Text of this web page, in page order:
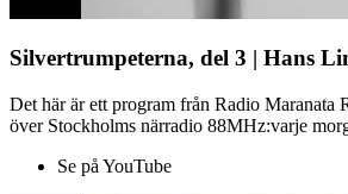
Silvertrumpeterna, del 3 | Hans
Det här är ett program från Radio Maranata
över Stockholms närradio 88MHz:varje
Se på YouTube